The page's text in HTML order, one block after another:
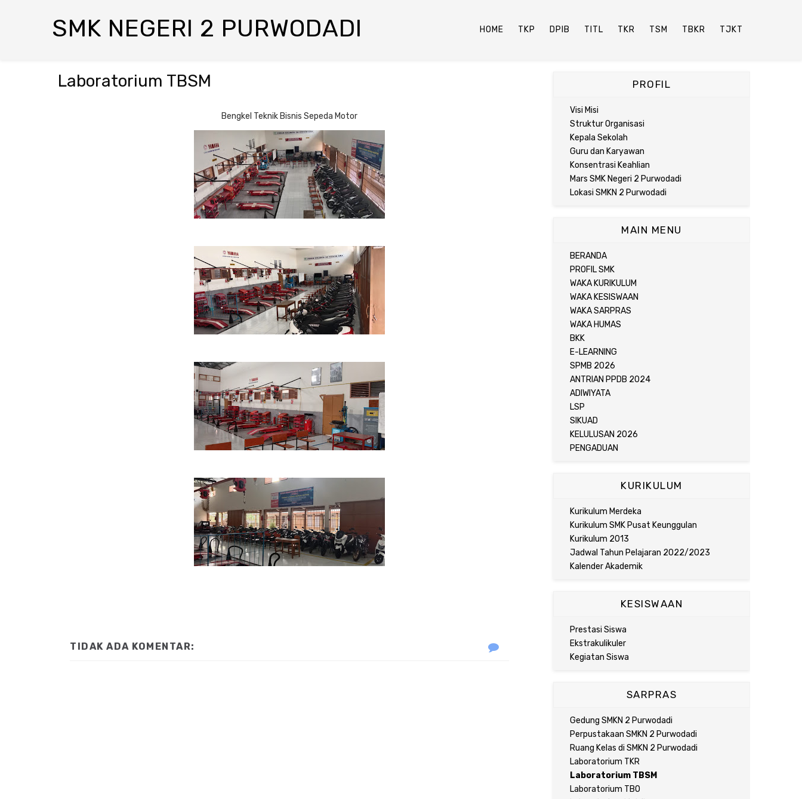
SMK NEGERI 2 PURWODADI HOME TKP DPIB TITL TKR TSM TBKR TJKT
Laboratorium TBSM
Bengkel Teknik Bisnis Sepeda Motor
TIDAK ADA KOMENTAR:
PROFIL
Visi Misi
Struktur Organisasi
Kepala Sekolah
Guru dan Karyawan
Konsentrasi Keahlian
Mars SMK Negeri 2 Purwodadi
Lokasi SMKN 2 Purwodadi
MAIN MENU
BERANDA
PROFIL SMK
WAKA KURIKULUM
WAKA KESISWAAN
WAKA SARPRAS
WAKA HUMAS
BKK
E-LEARNING
SPMB 2026
ANTRIAN PPDB 2024
ADIWIYATA
LSP
SIKUAD
KELULUSAN 2026
PENGADUAN
KURIKULUM
Kurikulum Merdeka
Kurikulum SMK Pusat Keunggulan
Kurikulum 2013
Jadwal Tahun Pelajaran 2022/2023
Kalender Akademik
KESISWAAN
Prestasi Siswa
Ekstrakulikuler
Kegiatan Siswa
SARPRAS
Gedung SMKN 2 Purwodadi
Perpustakaan SMKN 2 Purwodadi
Ruang Kelas di SMKN 2 Purwodadi
Laboratorium TKR
Laboratorium TBSM
Laboratorium TBO